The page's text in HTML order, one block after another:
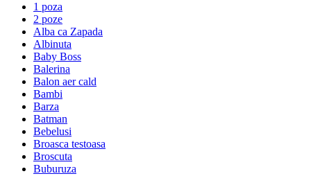
1 poza
2 poze
Alba ca Zapada
Albinuta
Baby Boss
Balerina
Balon aer cald
Bambi
Barza
Batman
Bebelusi
Broasca testoasa
Broscuta
Buburuza